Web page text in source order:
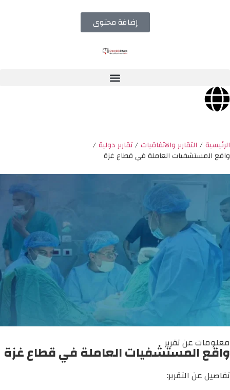
إضافة محتوى
الرئيسية/ التقارير والاتفاقيات/تقارير دولية/
واقع المستشفيات العاملة في قطاع غزة
معلومات عن تقرير
واقع المستشفيات العاملة في قطاع غزة
تفاصيل عن التقرير: